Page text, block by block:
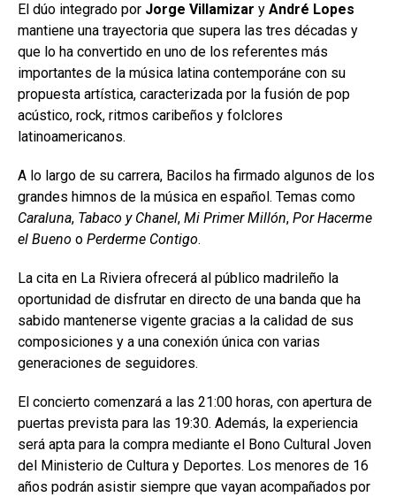
El dúo integrado por Jorge Villamizar y André Lopes
mantiene una trayectoria que supera las tres décadas y
que lo ha convertido en uno de los referentes más
importantes de la música latina contemporáne con su
propuesta artística, caracterizada por la fusión de pop
acústico, rock, ritmos caribeños y folclores
latinoamericanos.
A lo largo de su carrera, Bacilos ha firmado algunos de los
grandes himnos de la música en español. Temas como
Caraluna, Tabaco y Chanel, Mi Primer Millón, Por Hacerme
el Bueno o Perderme Contigo.
La cita en La Riviera ofrecerá al público madrileño la
oportunidad de disfrutar en directo de una banda que ha
sabido mantenerse vigente gracias a la calidad de sus
composiciones y a una conexión única con varias
generaciones de seguidores.
El concierto comenzará a las 21:00 horas, con apertura de
puertas prevista para las 19:30. Además, la experiencia
será apta para la compra mediante el Bono Cultural Joven
del Ministerio de Cultura y Deportes. Los menores de 16
años podrán asistir siempre que vayan acompañados por